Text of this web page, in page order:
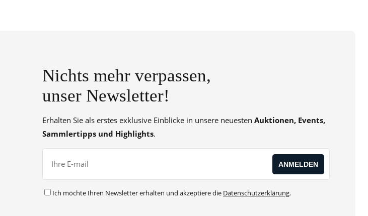
Nichts mehr verpassen,
unser Newsletter!
Erhalten Sie als erstes exklusive Einblicke in unsere neuesten Auktionen, Events,
Sammlertipps und Highlights.
Ich möchte Ihren Newsletter erhalten und akzeptiere die Datenschutzerklärung.